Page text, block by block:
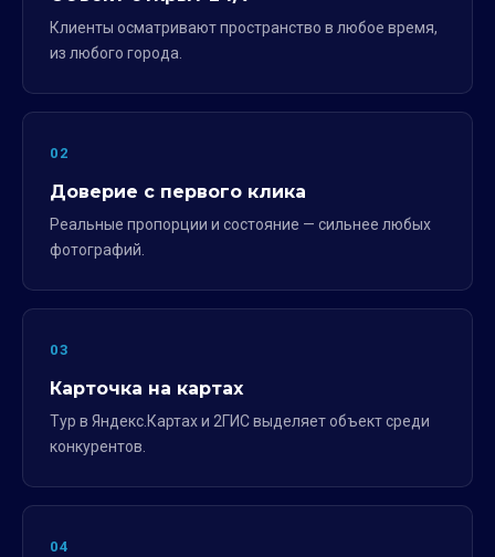
Клиенты осматривают пространство в любое время,
из любого города.
02
Доверие с первого клика
Реальные пропорции и состояние — сильнее любых
фотографий.
03
Карточка на картах
Тур в Яндекс.Картах и 2ГИС выделяет объект среди
конкурентов.
04